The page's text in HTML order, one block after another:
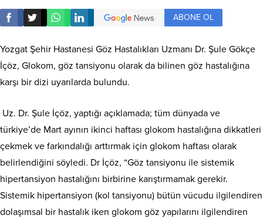
ABONE OL
Yozgat Şehir Hastanesi Göz Hastalıkları Uzmanı Dr. Şule Gökçe
İçöz, Glokom, göz tansiyonu olarak da bilinen göz hastalığına
karşı bir dizi uyarılarda bulundu.
Uz. Dr. Şule İçöz, yaptığı açıklamada; tüm dünyada ve
türkiye’de Mart ayının ikinci haftası glokom hastalığına dikkatleri
çekmek ve farkındalığı arttırmak için glokom haftası olarak
belirlendiğini söyledi. Dr İçöz, “Göz tansiyonu ile sistemik
hipertansiyon hastalığını birbirine karıştırmamak gerekir.
Sistemik hipertansiyon (kol tansiyonu) bütün vücudu ilgilendiren
dolaşımsal bir hastalık iken glokom göz yapılarını ilgilendiren